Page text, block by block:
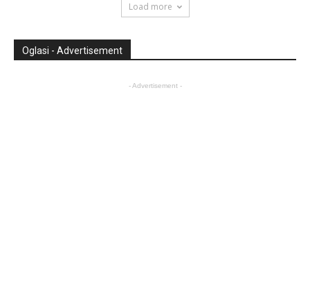
Load more
Oglasi - Advertisement
- Advertisement -